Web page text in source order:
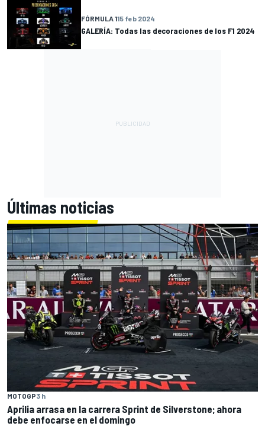
FÓRMULA 115 feb 2024
GALERÍA: Todas las decoraciones de los F1 2024
Últimas noticias
MOTOGP3 h
Aprilia arrasa en la carrera Sprint de Silverstone; ahora
debe enfocarse en el domingo